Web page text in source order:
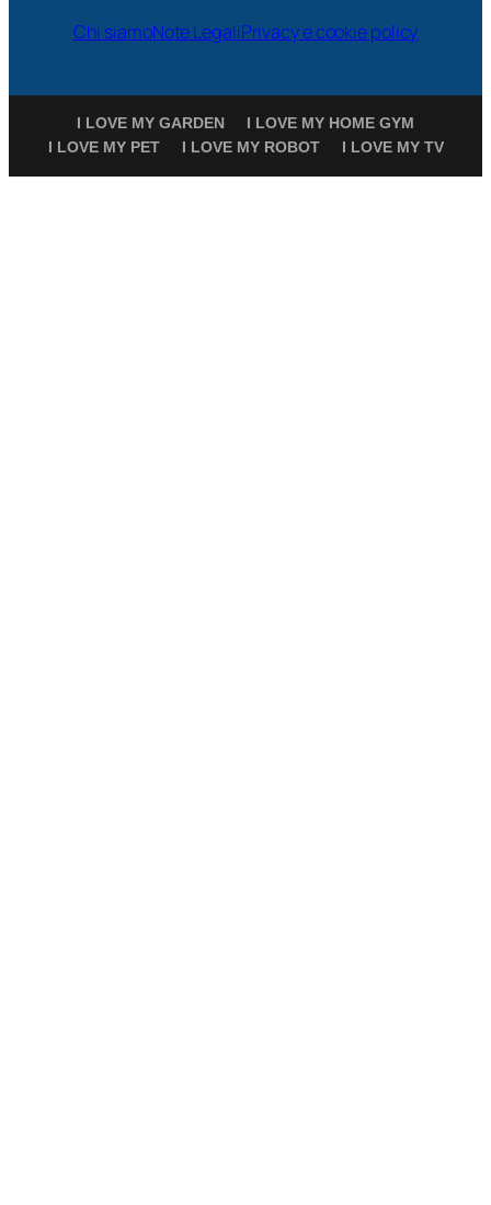
Chi siamoNote LegaliPrivacy e cookie policy
I LOVE MY GARDEN
I LOVE MY HOME GYM
I LOVE MY PET
I LOVE MY ROBOT I LOVE MY TV